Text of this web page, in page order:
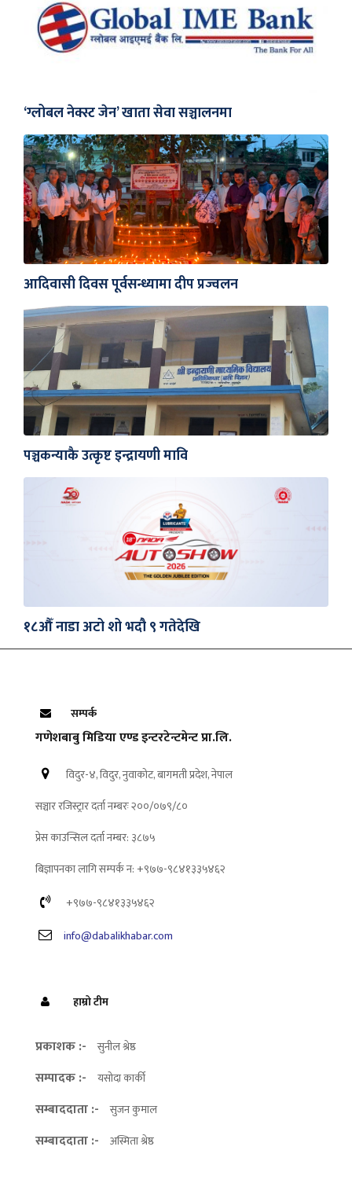
‘ग्लोबल नेक्स्ट जेन’ खाता सेवा सञ्चालनमा
आदिवासी दिवस पूर्वसन्ध्यामा दीप प्रज्वलन
पञ्चकन्याकै उत्कृष्ट इन्द्रायणी मावि
१८औँ नाडा अटो शो भदौ ९ गतेदेखि
सम्पर्क
गणेशबाबु मिडिया एण्ड इन्टरटेन्टमेन्ट प्रा.लि.
विदुर-४, विदुर, नुवाकोट, बागमती प्रदेश, नेपाल
सञ्चार रजिस्ट्रार दर्ता नम्बरः २००/०७९/८०
प्रेस काउन्सिल दर्ता नम्बर: ३८७५
बिज्ञापनका लागि सम्पर्क न: +९७७-९८४१३३५४६२
+९७७-९८४१३३५४६२
info@dabalikhabar.com
हाम्रो टीम
प्रकाशक :- सुनील श्रेष्ठ
सम्पादक :- यसोदा कार्की
सम्बाददाता :- सुजन कुमाल
सम्बाददाता :- अस्मिता श्रेष्ठ